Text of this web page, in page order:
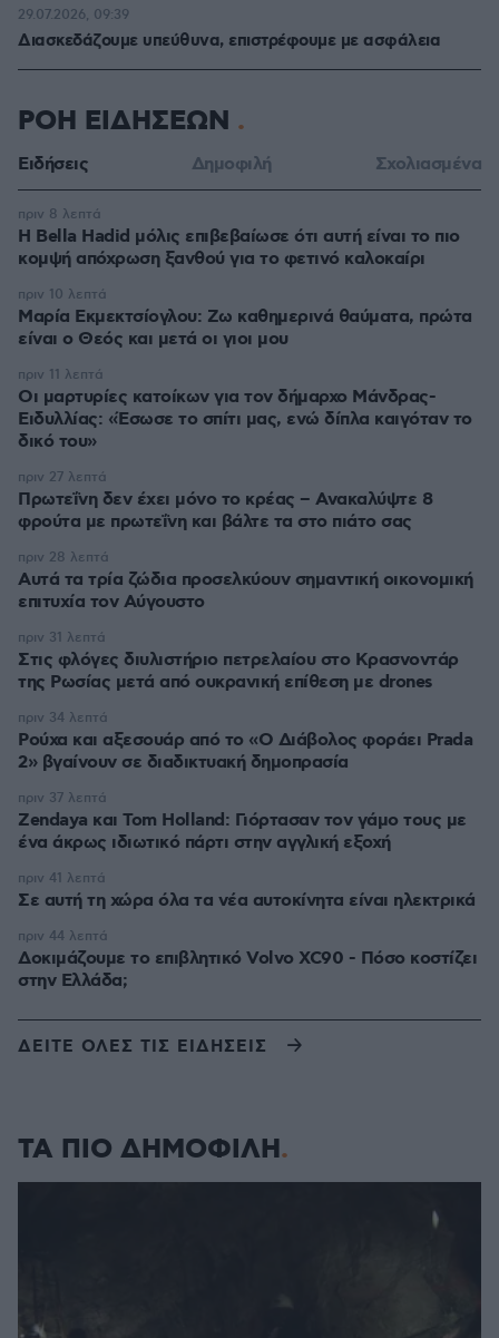
Διασκεδάζουμε υπεύθυνα, επιστρέφουμε με ασφάλεια
29.07.2026, 09:39
ΡΟΗ ΕΙΔΗΣΕΩΝ
Ειδήσεις Δημοφιλή Σχολιασμένα
Η Bella Hadid μόλις επιβεβαίωσε ότι αυτή είναι το πιο
κομψή απόχρωση ξανθού για το φετινό καλοκαίρι
πριν 8 λεπτά
Μαρία Εκμεκτσίογλου: Ζω καθημερινά θαύματα, πρώτα
είναι ο Θεός και μετά οι γιοι μου
πριν 10 λεπτά
Οι μαρτυρίες κατοίκων για τον δήμαρχο Μάνδρας-
Ειδυλλίας: «Έσωσε το σπίτι μας, ενώ δίπλα καιγόταν το
δικό του»
πριν 11 λεπτά
Πρωτεΐνη δεν έχει μόνο το κρέας – Ανακαλύψτε 8
φρούτα με πρωτεΐνη και βάλτε τα στο πιάτο σας
πριν 27 λεπτά
Αυτά τα τρία ζώδια προσελκύουν σημαντική οικονομική
επιτυχία τον Αύγουστο
πριν 28 λεπτά
Στις φλόγες διυλιστήριο πετρελαίου στο Κρασνοντάρ
της Ρωσίας μετά από ουκρανική επίθεση με drones
πριν 31 λεπτά
Ρούχα και αξεσουάρ από το «Ο Διάβολος φοράει Prada
2» βγαίνουν σε διαδικτυακή δημοπρασία
πριν 34 λεπτά
Zendaya και Tom Holland: Γιόρτασαν τον γάμο τους με
ένα άκρως ιδιωτικό πάρτι στην αγγλική εξοχή
πριν 37 λεπτά
Σε αυτή τη χώρα όλα τα νέα αυτοκίνητα είναι ηλεκτρικά
πριν 41 λεπτά
Δοκιμάζουμε το επιβλητικό Volvo XC90 - Πόσο κοστίζει
στην Ελλάδα;
πριν 44 λεπτά
ΔΕΙΤΕ ΟΛΕΣ ΤΙΣ ΕΙΔΗΣΕΙΣ
ΤΑ ΠΙΟ ΔΗΜΟΦΙΛΗ